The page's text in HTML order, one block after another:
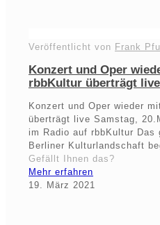
Veröffentlicht von Frank
Konzert und Oper
rbbKultur überträgt live
Konzert und Oper wieder
überträgt live Samstag,
im Radio auf rbbKultur Das
Berliner Kulturlandschaft
Gefällt Ihnen das?
Mehr erfahren
19. März 2021